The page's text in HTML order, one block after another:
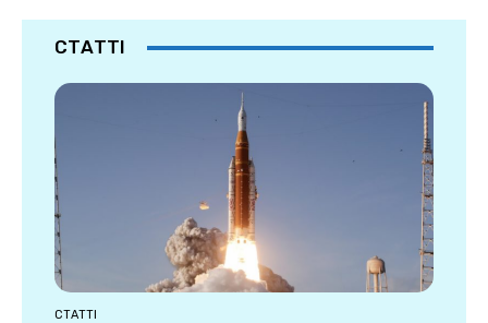
СТАТТІ
СТАТТІ